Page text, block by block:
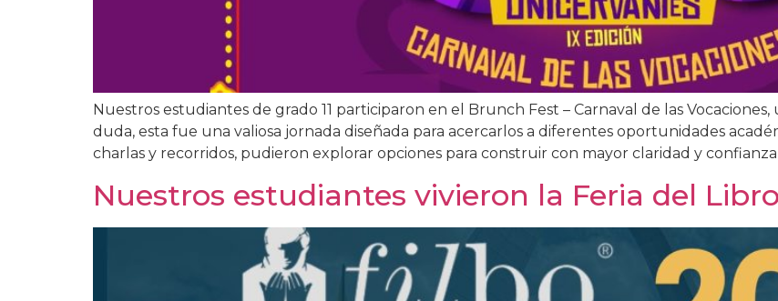
Nuestros estudiantes de grado 11 participaron en el Brunch Fest – Carnaval de las
duda, esta fue una valiosa jornada diseñada para acercarlos a diferentes oportunidades
charlas y recorridos, pudieron explorar opciones para construir con mayor claridad y confianza
Nuestros estudiantes vivieron la Feria del